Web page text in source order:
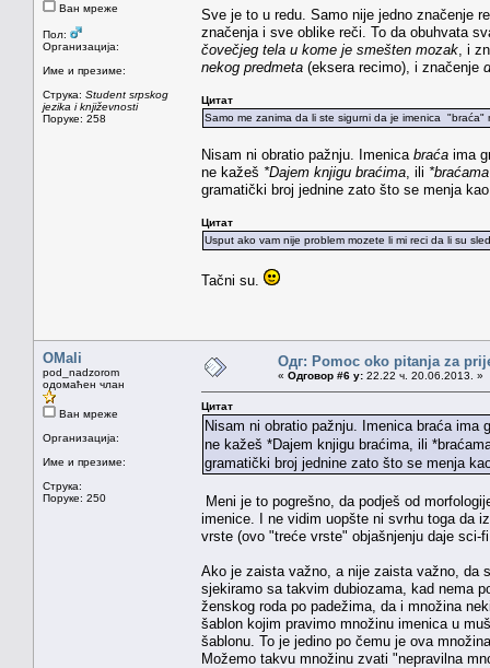
Ван мреже
Пол:
Организација:
Име и презиме:
Струка: Student srpskog
jezika i književnosti
Поруке: 258
Sve je to u redu. Samo nije jedno značenje
značenja i sve oblike reči. To da obuhvata
čovečjeg tela u kome je smešten mozak , i
nekog predmeta (eksera recimo), i značenje
Цитат
Samo me zanima da li ste sigurni da je imenica "braća"
Nisam ni obratio pažnju. Imenica braća ima
ne kažeš *Dajem knjigu braćima , ili *braćama
gramatički broj jednine zato što se menja
Цитат
Usput ako vam nije problem mozete li mi reci da li su
Tačni su.
OMali
pod_nadzorom
одомаћен члан
Ван мреже
Организација:
Име и презиме:
Струка:
Поруке: 250
Одг: Pomoc oko pitanja za
« Одговор #6 у: 22.22 ч. 20.06.2013. »
Цитат
Nisam ni obratio pažnju. Imenica braća
ne kažeš *Dajem knjigu braćima, ili
gramatički broj jednine zato što se menja
Meni je to pogrešno, da podješ od
imenice. I ne vidim uopšte ni svrhu toga da
vrste (ovo "treće vrste" objašnjenju daje
Ako je zaista važno, a nije zaista važno, da
sjekiramo sa takvim dubiozama, kad nema
ženskog roda po padežima, da i množina
šablon kojim pravimo množinu imenica u
šablonu. To je jedino po čemu je ova
Možemo takvu množinu zvati "nepravilna